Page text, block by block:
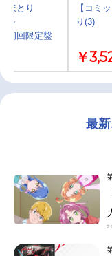
ほとり
ル
初回限定盤
【コミ
り(3)
￥
最